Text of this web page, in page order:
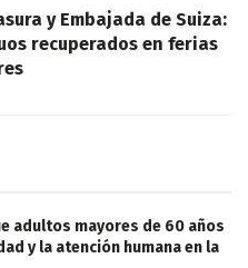
y Embajada de Suiza:
recuperados en ferias
adultos mayores de 60 años
y la atención humana en la